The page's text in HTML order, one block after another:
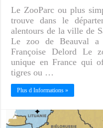
Le ZooParc ou plus
trouve dans le
alentours de la ville de
Le zoo de Beauval
Françoise Delord Le
unique en France qui
tigres ou …
Plus d Informations »